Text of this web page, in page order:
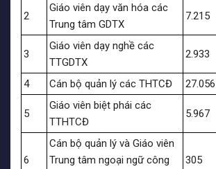
2
Giáo viên dạy văn hóa các
Trung tâm GDTX
7.215
3
Giáo viên dạy nghề các
TTGDTX
2.933
4 Cán bộ quản lý các THTCĐ 27.056
5
Giáo viên biệt phái các
TTHTCĐ
5.967
6
Cán bộ quản lý và Giáo viên
Trung tâm ngoại ngữ công
305